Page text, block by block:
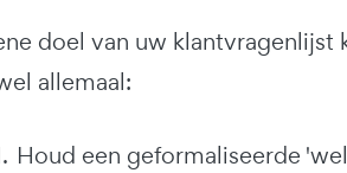
doel van uw klantvragenlijst
allemaal:
Houd een geformaliseerde